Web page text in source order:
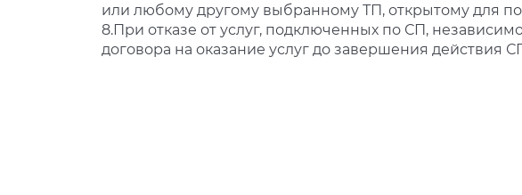
или любому другому выбранному ТП, открытому для
8.При отказе от услуг, подключенных по СП,
договора на оказание услуг до завершения